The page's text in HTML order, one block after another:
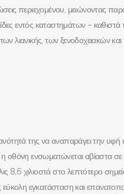
περιεχομένου, μειώνοντας
εντός καταστημάτων – καθιστά
των ξενοδοχειακών και
της να αναπαράγει την υφή
οθόνη ενσωματώνεται αβίαστα
χιλιοστά στο λεπτότερο σημείο
εγκατάσταση και